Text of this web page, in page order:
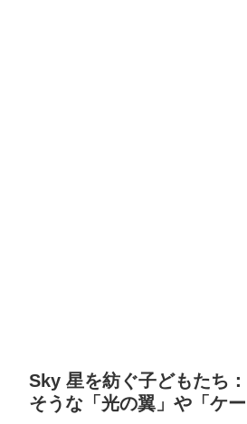
Sky 星を紡ぐ子どもたち
そうな「光の翼」や「ケ